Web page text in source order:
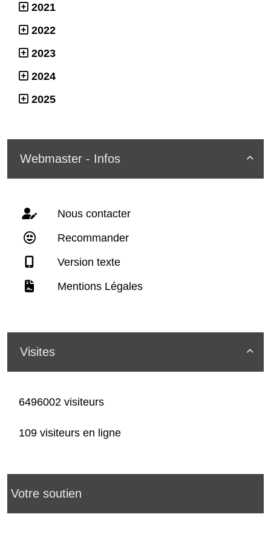
2021
2022
2023
2024
2025

Webmaster - Infos
Nous contacter
Recommander
Version texte
Mentions Légales

Visites
6496002 visiteurs
109 visiteurs en ligne
Votre soutien